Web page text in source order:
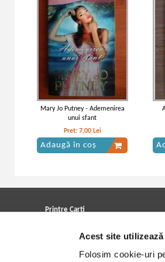
Acest site
Folosim cookie-uri
Mary Jo Putney - Ademenirea
unui sfant
Pret: 7,00 Lei
Adaugă în coș
Printre Carti